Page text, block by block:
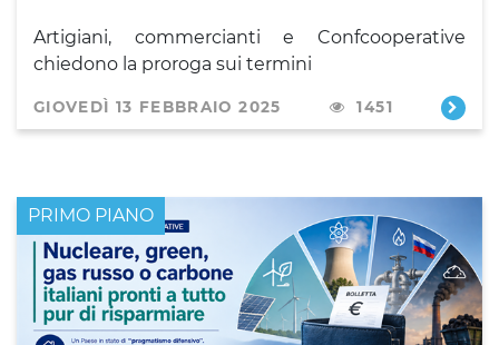
Artigiani, commercianti e Confcooperative
chiedono la proroga sui termini
GIOVEDÌ 13 FEBBRAIO 2025 1451
PRIMO PIANO